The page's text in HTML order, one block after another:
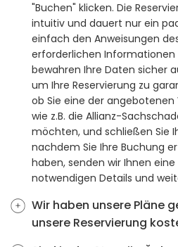
"Buchen" klicken. Die
intuitiv und dauert nur ein
einfach den Anweisungen
erforderlichen Informationen
bewahren Ihre Daten sicher
um Ihre Reservierung zu
ob Sie eine der
wie z.B. die Allianz-
möchten, und schließen Sie
nachdem Sie Ihre Buchung
haben, senden wir Ihnen
notwendigen Details und
Wir haben unsere Pläne
unsere Reservierung